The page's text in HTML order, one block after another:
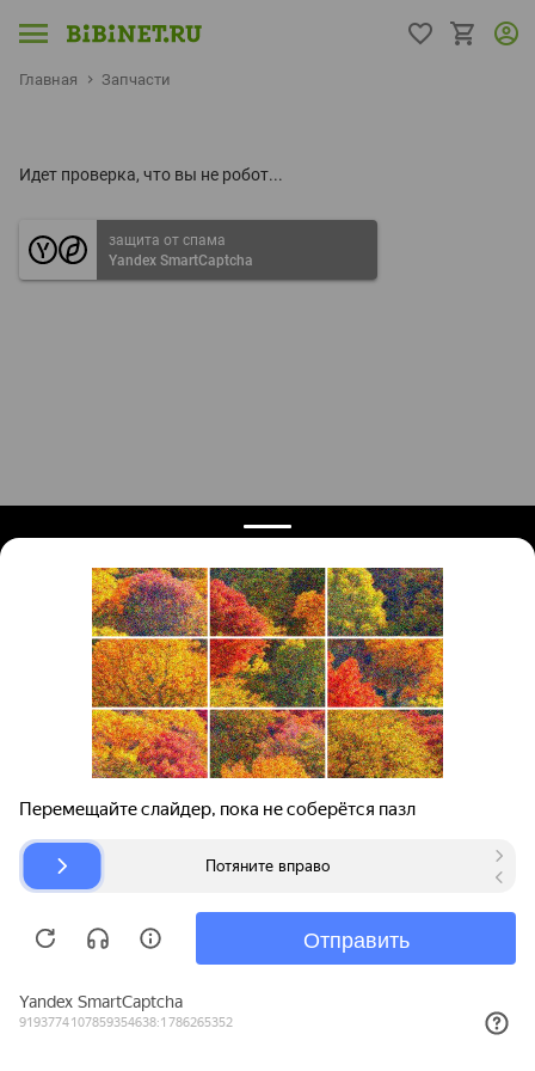
Главная Запчасти
Идет проверка, что вы не робот...
защита от спама
Yandex SmartCaptcha
Поиск запчастей
Для автокомпаний
Авторазборки
О проекте
Помощь
Карта сайта
© bibinet.ru - система поиска запчастей,
Copyright 2010-2026 Все права защищены